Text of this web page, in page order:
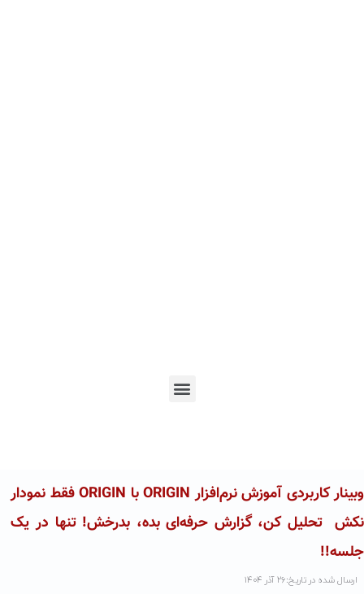
وبینار کاربردی آموزش نرم‌افزار ORIGIN با ORIGIN فقط نمودار
نکش تحلیل کن، گزارش حرفه‌ای بده، بدرخش! تنها در یک
جلسه!!
ارسال شده در تاریخ:۲۶ آذر ۱۴۰۴